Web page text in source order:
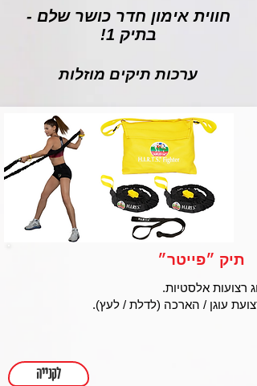
חווית אימון חדר כושר שלם -
בתיק 1!
ערכות תיקים מוזלות
תיק ״פייטר״
לקנייה
זוג רצועות אלסטיות.
רצועת עוגן / הארכה (לדלת / לעץ).